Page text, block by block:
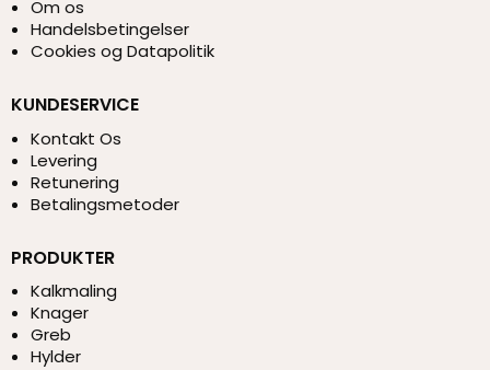
Om os
Handelsbetingelser
Cookies og Datapolitik
KUNDESERVICE
Kontakt Os
Levering
Retunering
Betalingsmetoder
PRODUKTER
Kalkmaling
Knager
Greb
Hylder